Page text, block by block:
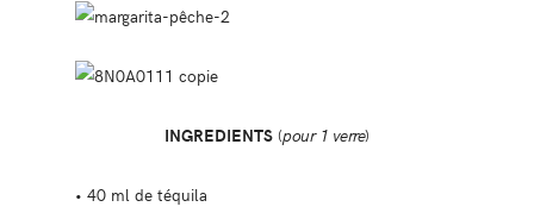
INGREDIENTS (pour 1 verre)
• 40 ml de téquila